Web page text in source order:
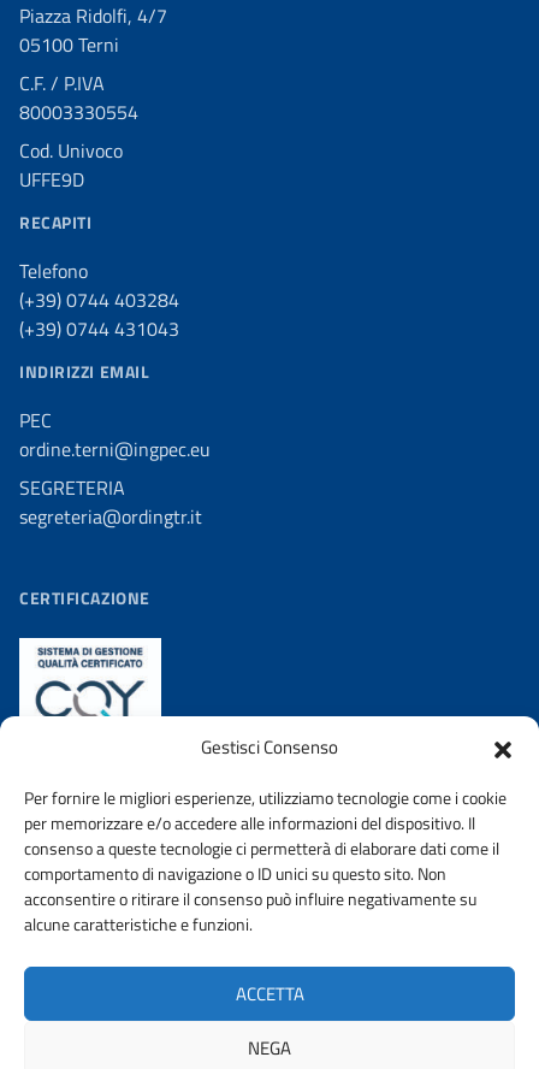
Gestisci Consenso
Per fornire le migliori esperienze, utilizziamo tecnologie come i cookie
per memorizzare e/o accedere alle informazioni del dispositivo. Il
consenso a queste tecnologie ci permetterà di elaborare dati come il
comportamento di navigazione o ID unici su questo sito. Non
acconsentire o ritirare il consenso può influire negativamente su
alcune caratteristiche e funzioni.
ACCETTA
NEGA
Piazza Ridolfi, 4/7
05100 Terni
C.F. / P.IVA
80003330554
Cod. Univoco
UFFE9D
RECAPITI
Telefono
(+39) 0744 403284
(+39) 0744 431043
INDIRIZZI EMAIL
PEC
ordine.terni@ingpec.eu
SEGRETERIA
segreteria@ordingtr.it
CERTIFICAZIONE
AMMINISTRAZIONE TRASPARENTE PRIVACY POLICY
WHISTLEBLOWING DICHIARAZIONE DI ACCESSIBIILITA’